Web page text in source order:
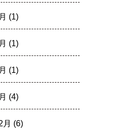
(1)
(1)
(1)
(4)
月 (6)